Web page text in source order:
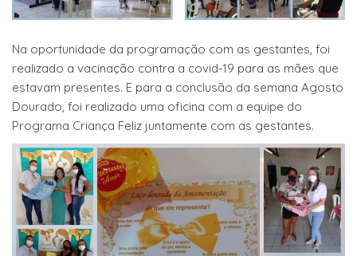
Na oportunidade da programação com as gestantes, foi
realizado a vacinação contra a covid-19 para as mães que
estavam presentes. E para a conclusão da semana Agosto
Dourado, foi realizado uma oficina com a equipe do
Programa Criança Feliz juntamente com as gestantes.